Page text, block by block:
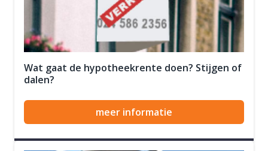
Wat gaat de hypotheekrente doen? Stijgen of
dalen?
meer informatie